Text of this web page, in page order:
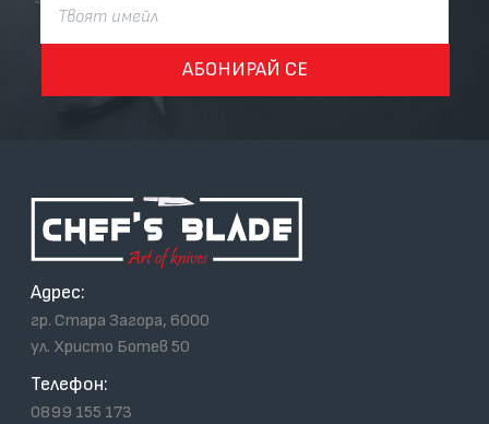
АБОНИРАЙ СЕ
Адрес:
гр. Стара Загора, 6000
ул. Христо Ботев 50
Телефон:
0899 155 173